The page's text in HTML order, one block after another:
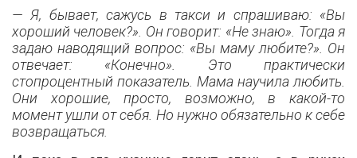
— Я, бывает, сажусь в такси и спрашиваю: «Вы
хороший человек?». Он говорит: «Не знаю». Тогда я
задаю наводящий вопрос: «Вы маму любите?». Он
отвечает: «Конечно». Это практически
стопроцентный показатель. Мама научила любить.
Они хорошие, просто, возможно, в какой-то
момент ушли от себя. Но нужно обязательно к себе
возвращаться.